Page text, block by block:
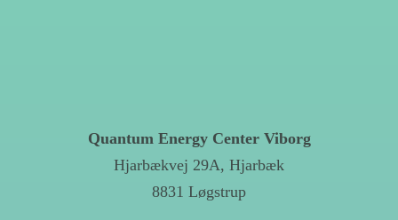
Quantum Energy Center Viborg
Hjarbækvej 29A, Hjarbæk
8831 Løgstrup